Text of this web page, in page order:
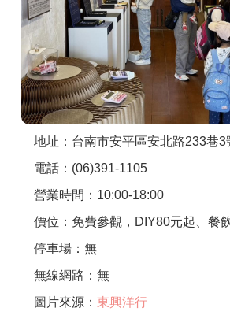
APP下載
地址：台南市安平區安北路233巷3
電話：(06)391-1105
營業時間：10:00-18:00
價位：免費參觀，DIY80元起、餐
停車場：無
無線網路：無
圖片來源： 東興洋行